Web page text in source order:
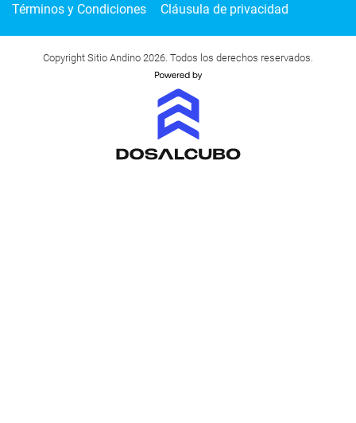
Términos y Condiciones Cláusula de privacidad
Copyright Sitio Andino 2026. Todos los derechos reservados.